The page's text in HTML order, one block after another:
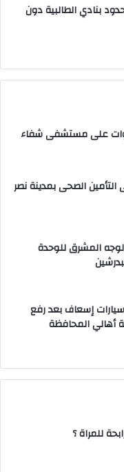
بنادي الطالبية دون
يشهد احتفالية مرور10سنوات على مستشفى شفاء
الصحى بمدينة نصر
المشرق للوحدة
إسعاف بعد رفع
أهالي المحافظة
للمراة ؟